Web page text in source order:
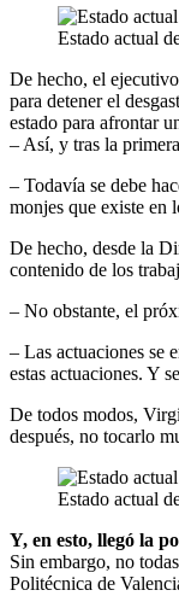
Estado actual
De hecho, el
para detener el
estado para afrontar
– Así, y tras la
– Todavía se debe
monjes que existe en
De hecho, desde la
contenido de los
– No obstante, el
– Las actuaciones se
estas actuaciones. Y
De todos modos,
después, no tocarlo
Estado actual
Y, en esto, llegó la
Sin embargo, no
Politécnica de